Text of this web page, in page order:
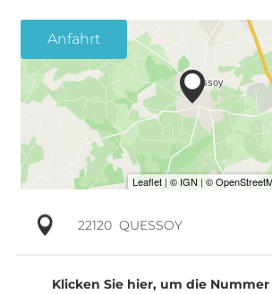
Anfahrt
22120 QUESSOY
Klicken Sie hier, um die Nummer